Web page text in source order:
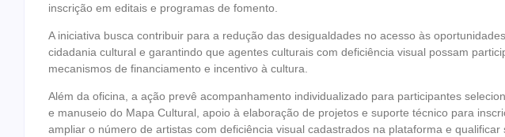
inscrição em editais e programas de fomento.
A iniciativa busca contribuir para a redução das desigualdades no acesso às
cidadania cultural e garantindo que agentes culturais com deficiência visual possam
mecanismos de financiamento e incentivo à cultura.
Além da oficina, a ação prevê acompanhamento individualizado para participantes
e manuseio do Mapa Cultural, apoio à elaboração de projetos e suporte técnico para
ampliar o número de artistas com deficiência visual cadastrados na plataforma e